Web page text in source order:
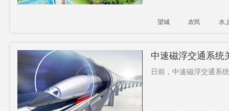
望城 农民 水
中速磁浮交通系统
日前，中速磁浮交通系